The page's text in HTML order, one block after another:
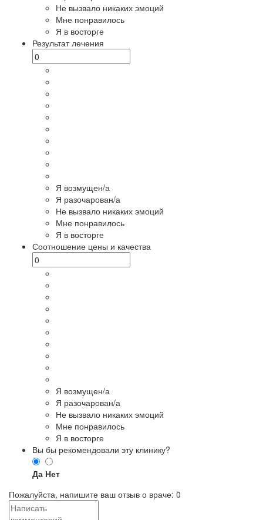
Не вызвало никаких эмоций
Мне понравилось
Я в восторге
Результат лечения
Я возмущен/а
Я разочарован/а
Не вызвало никаких эмоций
Мне понравилось
Я в восторге
Соотношение цены и качества
Я возмущен/а
Я разочарован/а
Не вызвало никаких эмоций
Мне понравилось
Я в восторге
Вы бы рекомендовали эту клинику?
Да Нет
Пожалуйста, напишите ваш отзыв о враче: 0